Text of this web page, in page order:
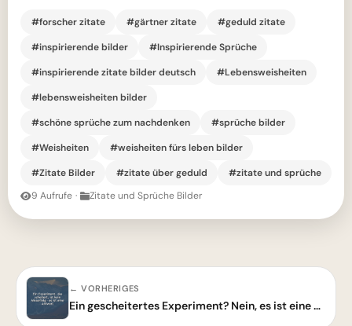
#forscher zitate #gärtner zitate
#geduld zitate
#inspirierende bilder
#Inspirierende Sprüche
#inspirierende zitate bilder deutsch
#Lebensweisheiten
#lebensweisheiten bilder
#schöne sprüche zum nachdenken
#sprüche bilder
#Weisheiten
#weisheiten fürs leben bilder
#Zitate Bilder
#zitate über geduld
#zitate und sprüche
9 Aufrufe · Zitate und Sprüche Bilder
← VORHERIGES
Ein gescheitertes Experiment? Nein, es ist eine Antwort